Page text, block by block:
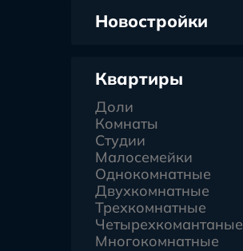
Новостройки
Квартиры
Доли
Комнаты
Студии
Малосемейки
Однокомнатные
Двухкомнатные
Трехкомнатные
Четырехкомантаные
Многокомнатные